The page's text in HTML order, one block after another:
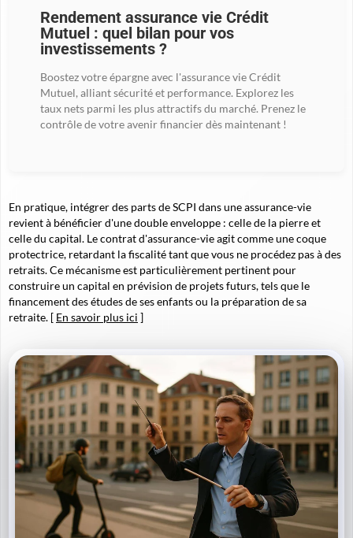
Rendement assurance vie Crédit
Mutuel : quel bilan pour vos
investissements ?
Boostez votre épargne avec l'assurance vie Crédit
Mutuel, alliant sécurité et performance. Explorez les
taux nets parmi les plus attractifs du marché. Prenez le
contrôle de votre avenir financier dès maintenant !
En pratique, intégrer des parts de SCPI dans une assurance-vie
revient à bénéficier d'une double enveloppe : celle de la pierre et
celle du capital. Le contrat d'assurance-vie agit comme une coque
protectrice, retardant la fiscalité tant que vous ne procédez pas à des
retraits. Ce mécanisme est particulièrement pertinent pour
construire un capital en prévision de projets futurs, tels que le
financement des études de ses enfants ou la préparation de sa
retraite. [ En savoir plus ici ]